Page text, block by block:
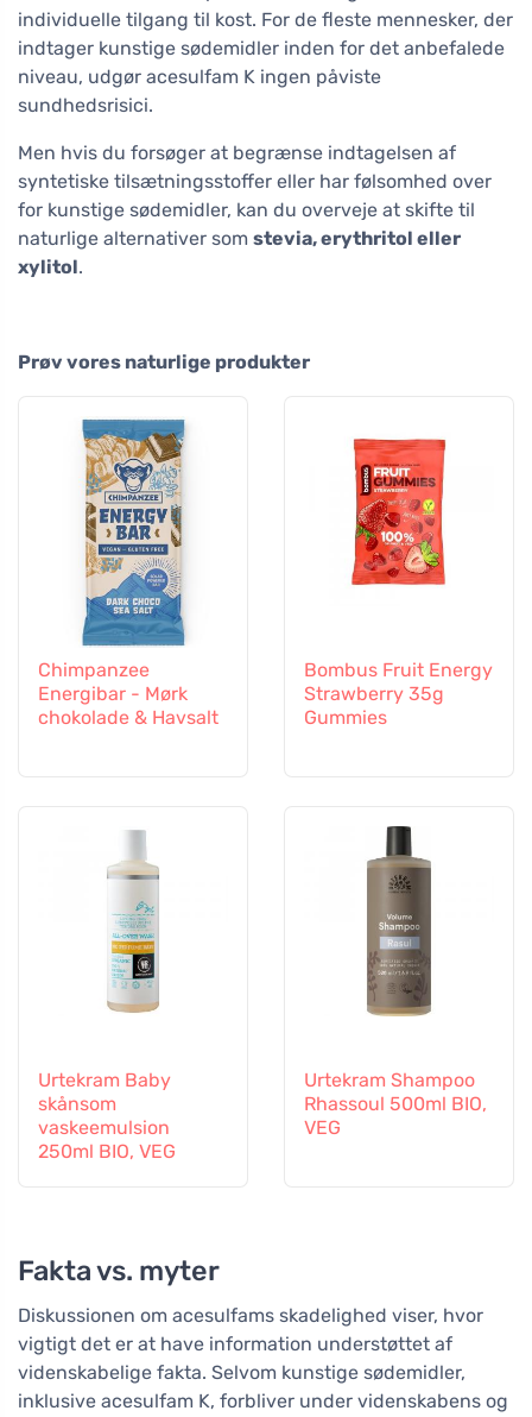
individuelle tilgang til kost. For de fleste mennesker, der
indtager kunstige sødemidler inden for det anbefalede
niveau, udgør acesulfam K ingen påviste
sundhedsrisici.
Men hvis du forsøger at begrænse indtagelsen af
syntetiske tilsætningsstoffer eller har følsomhed over
for kunstige sødemidler, kan du overveje at skifte til
naturlige alternativer som stevia, erythritol eller
xylitol.
Prøv vores naturlige produkter
Chimpanzee
Energibar - Mørk
chokolade & Havsalt
Bombus Fruit Energy
Strawberry 35g
Gummies
Urtekram Baby
skånsom
vaskeemulsion
250ml BIO, VEG
Urtekram Shampoo
Rhassoul 500ml BIO,
VEG
Fakta vs. myter
Diskussionen om acesulfams skadelighed viser, hvor
vigtigt det er at have information understøttet af
videnskabelige fakta. Selvom kunstige sødemidler,
inklusive acesulfam K, forbliver under videnskabens og